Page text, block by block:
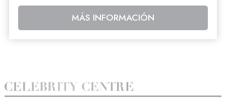
MÁS INFORMACIÓN